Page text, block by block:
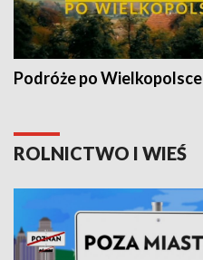
Podróże po Wielkopolsce
ROLNICTWO I WIEŚ